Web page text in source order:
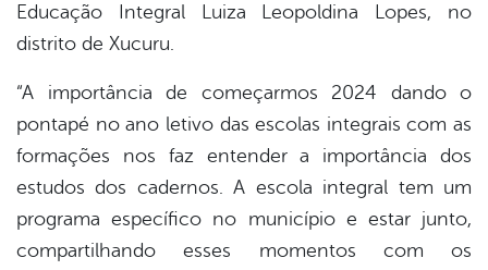
Educação Integral Luiza Leopoldina Lopes, no
distrito de Xucuru.
“A importância de começarmos 2024 dando o
pontapé no ano letivo das escolas integrais com as
formações nos faz entender a importância dos
estudos dos cadernos. A escola integral tem um
programa específico no município e estar junto,
compartilhando esses momentos com os